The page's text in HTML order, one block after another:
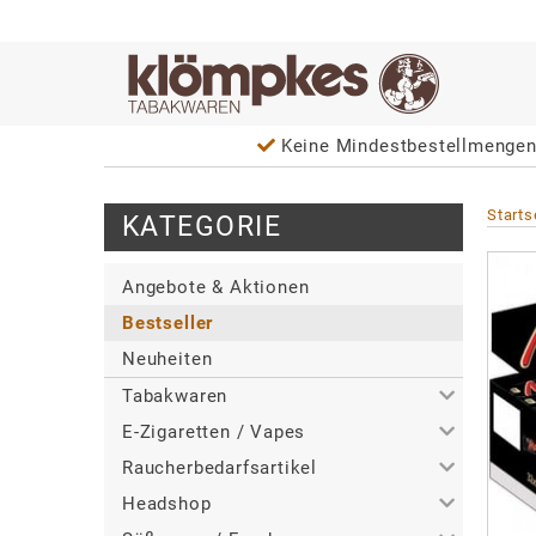
Keine Mindestbestellmengen
KATEGORIE
Angebote & Aktionen
Bestseller
Neuheiten
Tabakwaren
>Alle
>Zigaretten
>Zigarren / Zigarillos
E-Zigaretten / Vapes
>Alle
>Tabakerhitzer
Raucherbedarfsartikel
>Alle
Headshop